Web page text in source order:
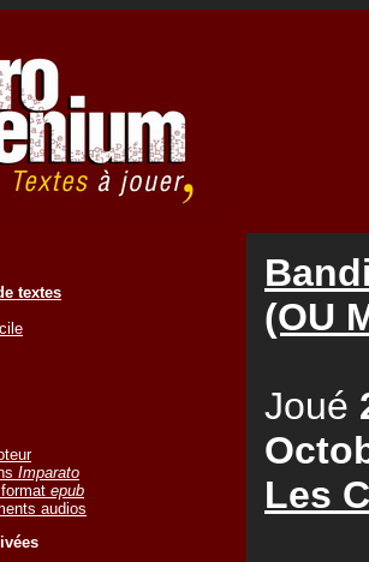
textes
Imparato
epub
audios
(OU
Joué
Les